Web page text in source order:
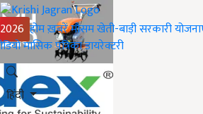
होमख़बरेंमौसमखेती-बाड़ीसरकारी
मासिक पत्रिकाडायरेक्टरी
हिंदी